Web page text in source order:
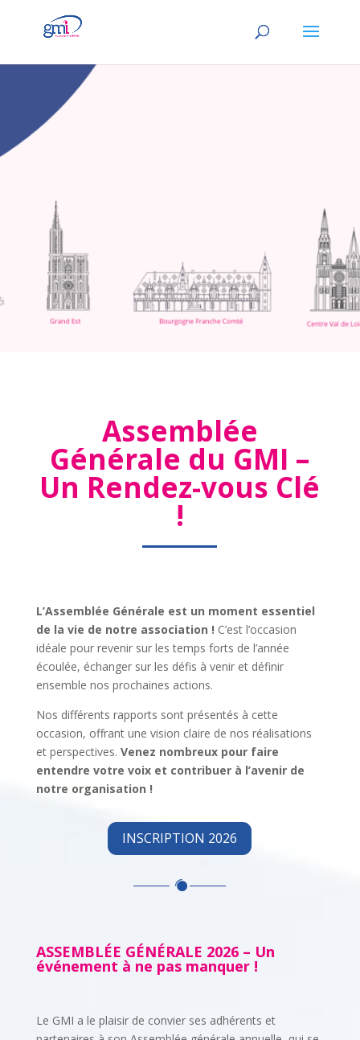
Assemblée
Générale du GMI –
Un Rendez-vous Clé
!
L’Assemblée Générale est un moment essentiel
de la vie de notre association ! C’est l’occasion
idéale pour revenir sur les temps forts de l’année
écoulée, échanger sur les défis à venir et définir
ensemble nos prochaines actions.
Nos différents rapports sont présentés à cette
occasion, offrant une vision claire de nos réalisations
et perspectives. Venez nombreux pour faire
entendre votre voix et contribuer à l’avenir de
notre organisation !
INSCRIPTION 2026
ASSEMBLÉE GÉNÉRALE 2026 – Un
événement à ne pas manquer !
Le GMI a le plaisir de convier ses adhérents et